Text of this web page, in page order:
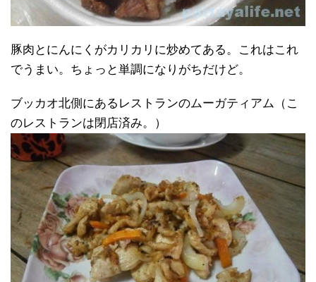
豚肉とにんにくがカリカリに炒めてある。これはこれ
でうまい。ちょっと単調になりがちだけど。
ブッカオ北側にあるレストランのムーガティアム（こ
のレストランは閉店済み。）